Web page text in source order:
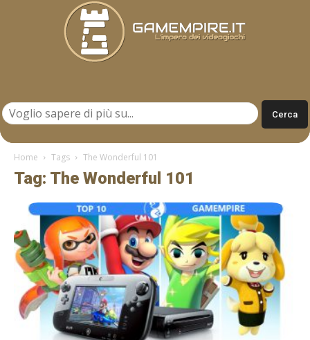
Home Tags The Wonderful 101
Tag: The Wonderful 101